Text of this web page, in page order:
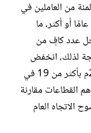
إذ كان أكثر من 38 في المئة من العاملين في
هذه المهنة في عام 2024م تبلغ أعمارهم 55 عامًا أو أكثر، ما
عدد كافٍ من
لذلك، انخفض
عدد العاملين فيها بين عامي 2017م و2024م بأكثر من 19 في
القطاعات مقارنة
الاتجاه العام